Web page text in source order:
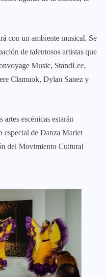
con un ambiente musical. Se
de talentosos artistas que
Music, StandLee,
Clamuok, Dylan Sanez y
artes escénicas estarán
especial de Danza Mariet
del Movimiento Cultural